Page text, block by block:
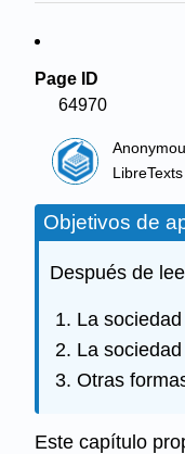
Page ID
64970
LibreTexts
Objetivos de
Después de
La
La
Otras
Este capítulo